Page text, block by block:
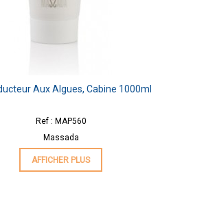
Aux Algues, Cabine 1000ml
Ref : MAP560
Massada
AFFICHER PLUS